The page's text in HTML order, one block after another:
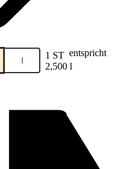
l 1 ST entspricht
2,500 l